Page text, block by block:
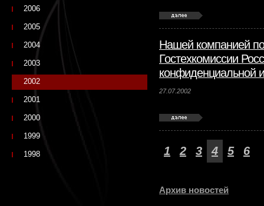
Нашей компанией
Гостехкомиссии
конфиденциальной
27.07.2002
1 2 3 4 5 6
Архив новостей
2006
2005
2004
2003
2002
2001
2000
1999
1998